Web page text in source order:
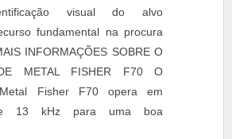
visual do alvo
fundamental na procura
INFORMAÇÕES SOBRE O
METAL FISHER F70 O
Fisher F70 opera em
13 kHz para uma boa